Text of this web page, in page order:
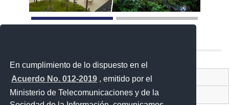
En cumplimiento de lo dispuesto en el
Acuerdo No. 012-2019 , emitido por el
Ministerio de Telecomunicaciones y de la
Contacto Ciudadano Digital
Portal Trámites Ciudadano